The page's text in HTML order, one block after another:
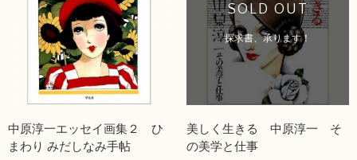
中原淳一エッセイ画集２ ひ
まわり みだしなみ手帖
SOLD OUT
探求書、承ります！
美しく生きる 中原淳一 そ
の美学と仕事